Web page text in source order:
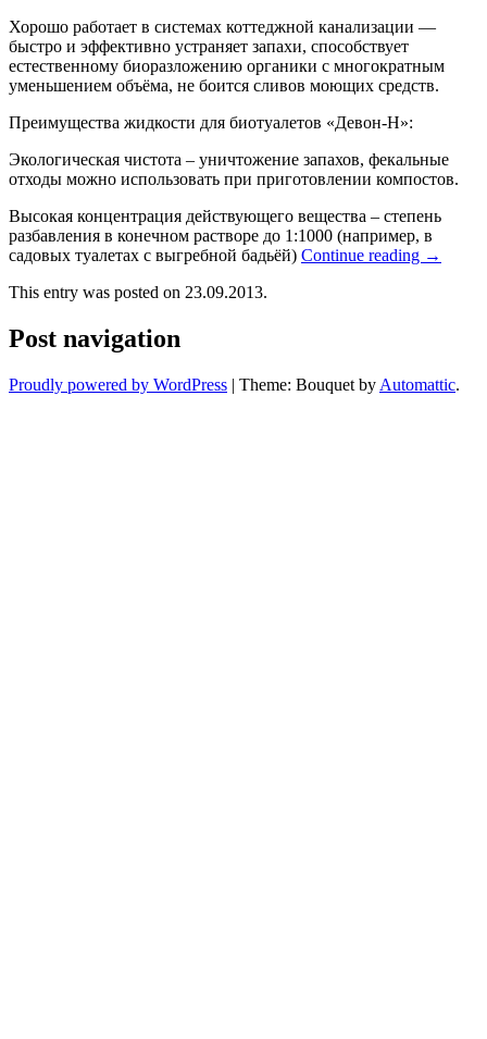
Хорошо работает в системах коттеджной канализации —
быстро и эффективно устраняет запахи, способствует
естественному биоразложению органики с многократным
уменьшением объёма, не боится сливов моющих средств.
Преимущества жидкости для биотуалетов «Девон-Н»:
Экологическая чистота – уничтожение запахов, фекальные
отходы можно использовать при приготовлении компостов.
Высокая концентрация действующего вещества – степень
разбавления в конечном растворе до 1:1000 (например, в
садовых туалетах с выгребной бадьёй) Continue reading →
This entry was posted on 23.09.2013.
Post navigation
Proudly powered by WordPress | Theme: Bouquet by Automattic.